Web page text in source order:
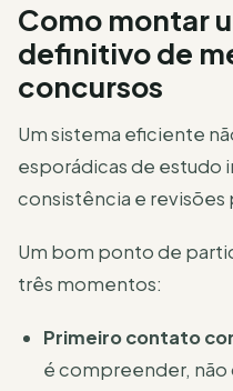
Como montar
definitivo de
concursos
Um sistema eficiente
esporádicas de estudo
consistência e revisões
Um bom ponto de
três momentos:
Primeiro contato
é compreender, não